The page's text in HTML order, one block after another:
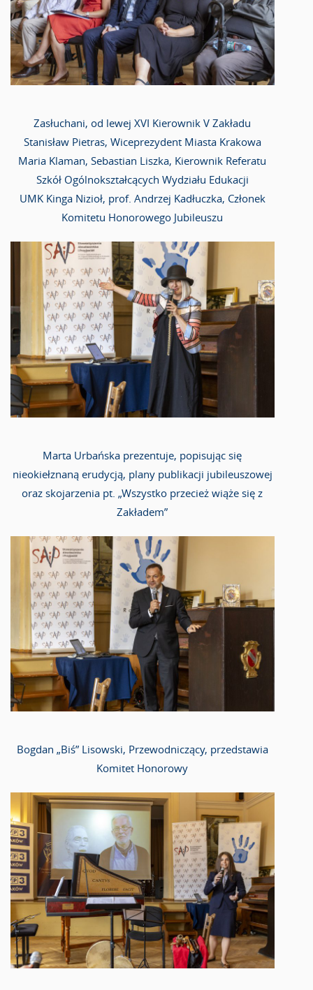
Zasłuchani, od lewej XVI Kierownik V Zakładu
Stanisław Pietras, Wiceprezydent Miasta Krakowa
Maria Klaman, Sebastian Liszka, Kierownik Referatu
Szkół Ogólnokształcących Wydziału Edukacji
UMK Kinga Nizioł, prof. Andrzej Kadłuczka, Członek
Komitetu Honorowego Jubileuszu
Marta Urbańska prezentuje, popisując się
nieokiełznaną erudycją, plany publikacji jubileuszowej
oraz skojarzenia pt. „Wszystko przecież wiąże się z
Zakładem”
Bogdan „Biś” Lisowski, Przewodniczący, przedstawia
Komitet Honorowy